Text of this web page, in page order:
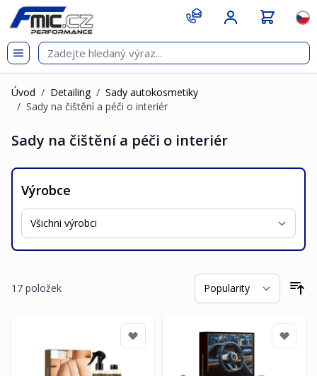
Přejít na obsah
git s
Úvod / Detailing / Sady autokosmetiky
/ Sady na čištění a péči o interiér
Sady na čištění a péči o interiér
Výrobce
17 položek